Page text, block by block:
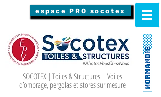
espace PRO socotex
SOCOTEX | Toiles & Structures – Voiles
d’ombrage, pergolas et stores sur mesure